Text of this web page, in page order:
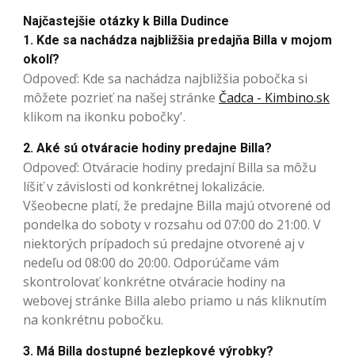
Najčastejšie otázky k Billa Dudince
1. Kde sa nachádza najbližšia predajňa Billa v mojom
okolí?
Odpoveď: Kde sa nachádza najbližšia pobočka si
môžete pozrieť na našej stránke Čadca - Kimbino.sk
klikom na ikonku pobočky'.
2. Aké sú otváracie hodiny predajne Billa?
Odpoveď: Otváracie hodiny predajní Billa sa môžu
líšiť v závislosti od konkrétnej lokalizácie.
Všeobecne platí, že predajne Billa majú otvorené od
pondelka do soboty v rozsahu od 07:00 do 21:00. V
niektorých prípadoch sú predajne otvorené aj v
nedeľu od 08:00 do 20:00. Odporúčame vám
skontrolovať konkrétne otváracie hodiny na
webovej stránke Billa alebo priamo u nás kliknutím
na konkrétnu pobočku.
3. Má Billa dostupné bezlepkové výrobky?